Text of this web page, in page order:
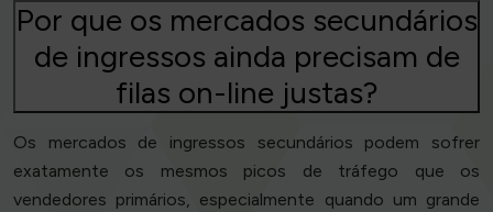
Por que os mercados secundários
de ingressos ainda precisam de
filas on-line justas?
Os mercados de ingressos secundários podem sofrer
exatamente os mesmos picos de tráfego que os
vendedores primários, especialmente quando um grande